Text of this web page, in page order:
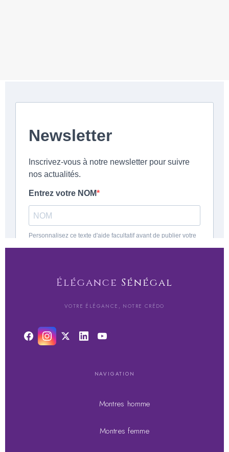
Élégance Sénégal
VOTRE ÉLÉGANCE, NOTRE CRÉDO
NAVIGATION
Montres homme
Montres femme